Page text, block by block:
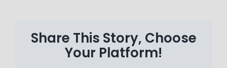
Share This Story, Choose
Your Platform!